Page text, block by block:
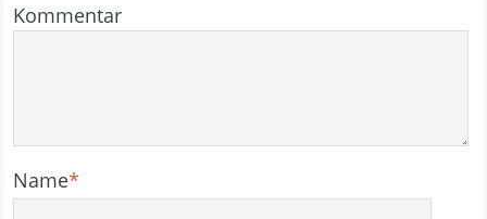
Kommentar
Name*